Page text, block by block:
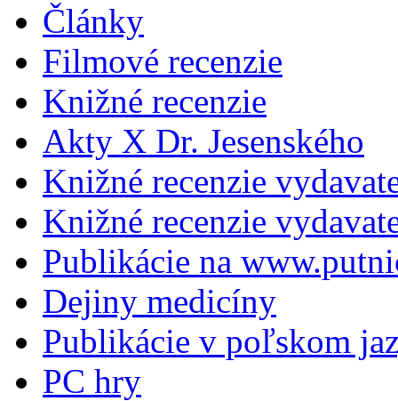
Články
Filmové recenzie
Knižné recenzie
Akty X Dr. Jesenského
Knižné recenzie
Knižné recenzie
Publikácie na
Dejiny medicíny
Publikácie v poľskom
PC hry